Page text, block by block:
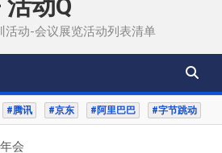
动Q
活动-会议展览活动列表清单
#腾讯 #京东 #阿里巴巴 #字节跳动
会